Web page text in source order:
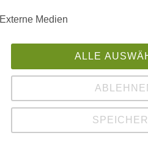
Externe Medien
ALLE